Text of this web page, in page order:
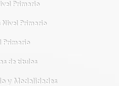
Primario
Nivel Primario
Primario
de títulos
y Modalidades